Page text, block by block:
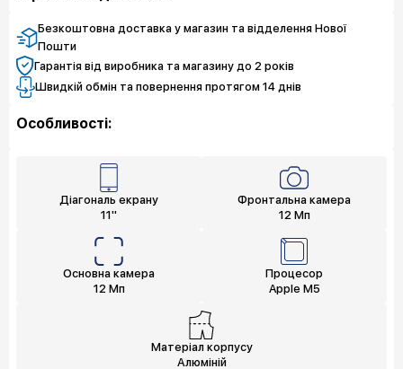
Безкоштовна доставка у магазин та відделення Нової
Пошти
Гарантія від виробника та магазину до 2 років
Швидкій обмін та повернення протягом 14 днів
Особливості:
Діагональ екрану
11"
Фронтальна камера
12 Мп
Основна камера
12 Мп
Процесор
Apple M5
Матеріал корпусу
Алюміній